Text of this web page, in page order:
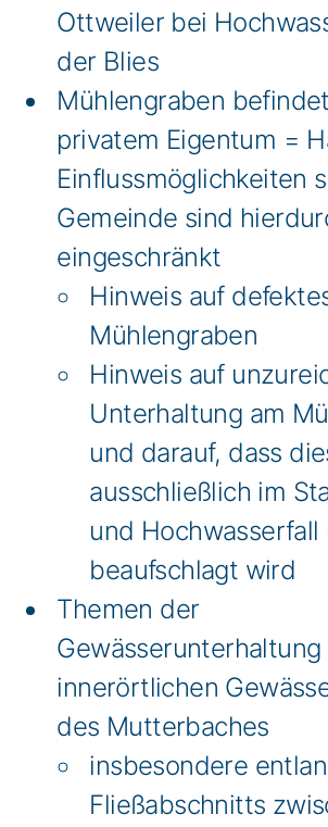
Ottweiler bei
der Blies
Mühlengraben
privatem Eigentum =
Einflussmöglichkeiten
Gemeinde sind
eingeschränkt
Hinweis auf
Mühlengraben
Hinweis auf
Unterhaltung am
und darauf, dass
ausschließlich im
und
beaufschlagt wird
Themen der
innerörtlichen
des Mutterbaches
insbesondere
Fließabschnitts